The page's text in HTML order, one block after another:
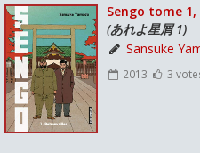
Sengo tome
(あれよ星屑 1)
Sansuke
2013 3